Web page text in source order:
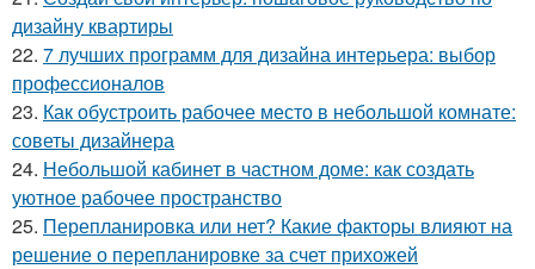
дизайну квартиры
22. 7 лучших программ для дизайна интерьера: выбор
профессионалов
23. Как обустроить рабочее место в небольшой комнате:
советы дизайнера
24. Небольшой кабинет в частном доме: как создать
уютное рабочее пространство
25. Перепланировка или нет? Какие факторы влияют на
решение о перепланировке за счет прихожей